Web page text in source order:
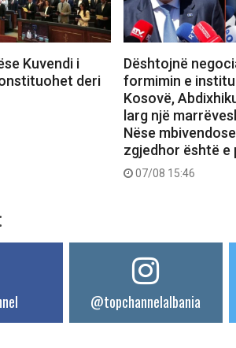
Kuvendi i
deri
Dështojnë
formimin e
Kosovë,
larg një
Nëse
zgjedhor është e
07/08 15:46
@topchannelalbania